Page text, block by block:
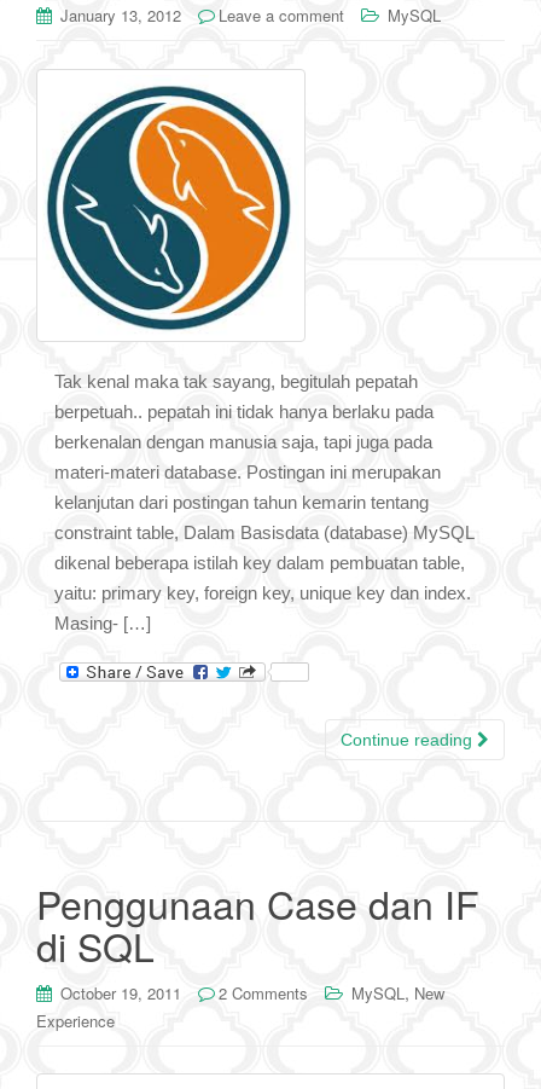
January 13, 2012 Leave a comment MySQL
Tak kenal maka tak sayang, begitulah pepatah
berpetuah.. pepatah ini tidak hanya berlaku pada
berkenalan dengan manusia saja, tapi juga pada
materi-materi database. Postingan ini merupakan
kelanjutan dari postingan tahun kemarin tentang
constraint table, Dalam Basisdata (database) MySQL
dikenal beberapa istilah key dalam pembuatan table,
yaitu: primary key, foreign key, unique key dan index.
Masing- […]
Continue reading
Penggunaan Case dan IF
di SQL
October 19, 2011 2 Comments MySQL , New
Experience